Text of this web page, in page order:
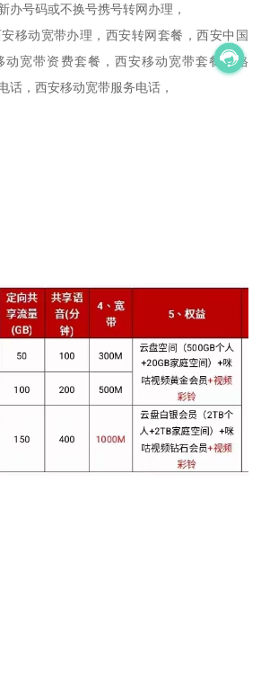
办号码或不换号携号转网办理，
移动宽带办理，西安转网套餐，西安中国
动宽带资费套餐，西安移动宽带套餐价格
话，西安移动宽带服务电话，